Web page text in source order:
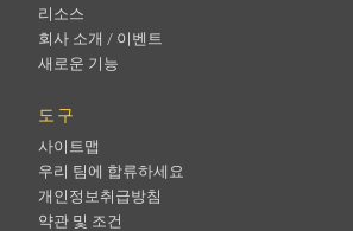
리소스
회사 소개 / 이벤트
새로운 기능
도구
사이트맵
우리 팀에 합류하세요
개인정보취급방침
약관 및 조건